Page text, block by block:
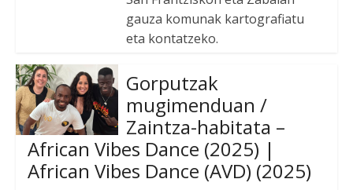
gauza komunak kartografiatu
eta kontatzeko.
Gorputzak
mugimenduan /
Zaintza-habitata –
African Vibes Dance (2025) |
African Vibes Dance (AVD) (2025)